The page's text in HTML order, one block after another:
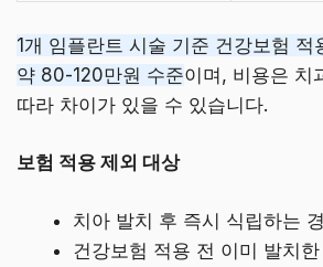
1개 임플란트 시술 기준 건강보험 적
약 80-120만원 수준이며, 비용은 치
따라 차이가 있을 수 있습니다.
보험 적용 제외 대상
치아 발치 후 즉시 식립하는
건강보험 적용 전 이미 발치한